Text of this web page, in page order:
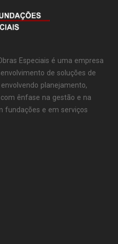
Especiais é uma empresa
de soluções de
planejamento,
ênfase na gestão e na
fundações e em serviços